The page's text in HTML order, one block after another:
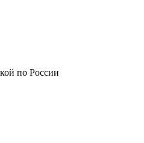
по России